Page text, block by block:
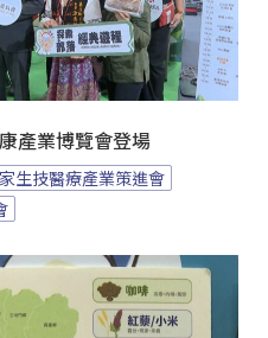
產業博覽會登場
生技醫療產業策進會